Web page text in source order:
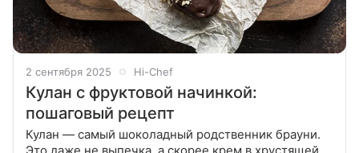
2 сентября 2025 Hi-Chef
Кулан с фруктовой начинкой:
пошаговый рецепт
Кулан — самый шоколадный родственник брауни.
Это даже не выпечка, а скорее крем в хрустящей